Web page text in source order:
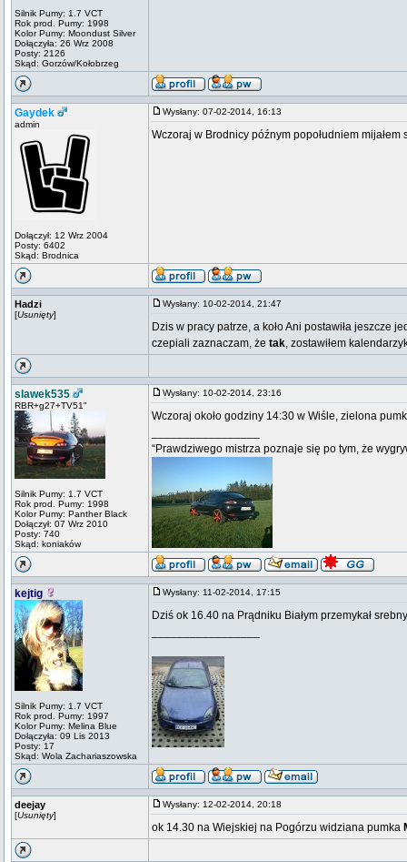
Silnik Pumy: 1.7 VCT
Rok prod. Pumy: 1998
Kolor Pumy: Moondust Silver
Dołączyła: 26 Wrz 2008
Posty: 2126
Skąd: Gorzów/Kołobrzeg
Gaydek
admin
Dołączył: 12 Wrz 2004
Posty: 6402
Skąd: Brodnica
Wysłany: 07-02-2014, 16:13
Wczoraj w Brodnicy późnym popołudniem
Hadzi
[Usunięty]
Wysłany: 10-02-2014, 21:47
Dzis w pracy patrze, a koło Ani postawiła jeszcze
czepiali zaznaczam, że tak, zostawiłem
slawek535
RBR+g27+TV51"
Silnik Pumy: 1.7 VCT
Rok prod. Pumy: 1998
Kolor Pumy: Panther Black
Dołączył: 07 Wrz 2010
Posty: 740
Skąd: koniaków
Wysłany: 10-02-2014, 23:16
Wczoraj około godziny 14:30 w Wiśle, zielona
“Prawdziwego mistrza poznaje się po tym, że
kejtig
Silnik Pumy: 1.7 VCT
Rok prod. Pumy: 1997
Kolor Pumy: Melina Blue
Dołączyła: 09 Lis 2013
Posty: 17
Skąd: Wola Zachariaszowska
Wysłany: 11-02-2014, 17:15
Dziś ok 16.40 na Prądniku Białym przemykał
deejay
[Usunięty]
Wysłany: 12-02-2014, 20:18
ok 14.30 na Wiejskiej na Pogórzu widziana pumka